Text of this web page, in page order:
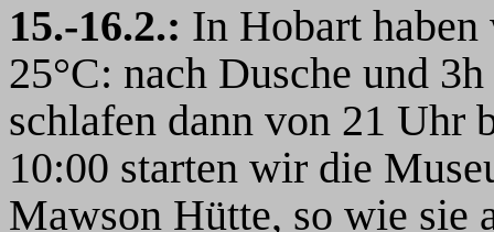
15.-16.2.: In Hobart
25°C: nach Dusche und
schlafen dann von 21 Uhr
10:00 starten wir die
Mawson Hütte, so wie sie